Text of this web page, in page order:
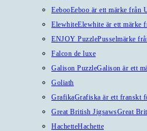
EebooEeboo är ett märke från
ElewhiteElewhite är ett märke
ENJOY PuzzlePusselmärke
Falcon de luxe
Galison PuzzleGalison är ett
Goliath
GrafikaGrafiska är ett franskt
Great British JigsawsGreat
HachetteHachette